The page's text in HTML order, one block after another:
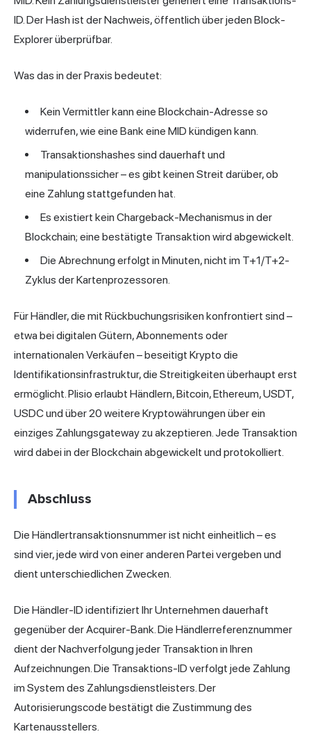
ID. Der Hash ist der Nachweis, öffentlich über jeden Block-
Explorer überprüfbar.
Was das in der Praxis bedeutet:
Kein Vermittler kann eine Blockchain-Adresse so
widerrufen, wie eine Bank eine MID kündigen kann.
Transaktionshashes sind dauerhaft und
manipulationssicher – es gibt keinen Streit darüber, ob
eine Zahlung stattgefunden hat.
Es existiert kein Chargeback-Mechanismus in der
Blockchain; eine bestätigte Transaktion wird abgewickelt.
Die Abrechnung erfolgt in Minuten, nicht im T+1/T+2-
Zyklus der Kartenprozessoren.
Für Händler, die mit Rückbuchungsrisiken konfrontiert sind –
etwa bei digitalen Gütern, Abonnements oder
internationalen Verkäufen – beseitigt Krypto die
Identifikationsinfrastruktur, die Streitigkeiten überhaupt erst
ermöglicht.Plisio erlaubt Händlern, Bitcoin, Ethereum, USDT,
USDC und über 20 weitere Kryptowährungen über ein
einziges Zahlungsgateway zu akzeptieren. Jede Transaktion
wird dabei in der Blockchain abgewickelt und protokolliert.
Abschluss
Die Händlertransaktionsnummer ist nicht einheitlich – es
sind vier, jede wird von einer anderen Partei vergeben und
dient unterschiedlichen Zwecken.
Die Händler-ID identifiziert Ihr Unternehmen dauerhaft
gegenüber der Acquirer-Bank. Die Händlerreferenznummer
dient der Nachverfolgung jeder Transaktion in Ihren
Aufzeichnungen. Die Transaktions-ID verfolgt jede Zahlung
im System des Zahlungsdienstleisters. Der
Autorisierungscode bestätigt die Zustimmung des
Kartenausstellers.